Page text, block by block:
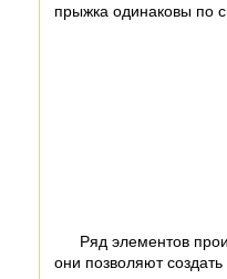
прыжка одинаковы по
Ряд элементов
они позволяют